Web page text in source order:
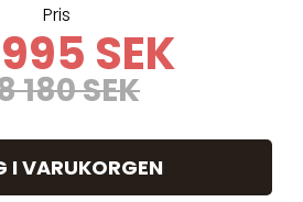
Pris
SEK
180 SEK
I VARUKORGEN